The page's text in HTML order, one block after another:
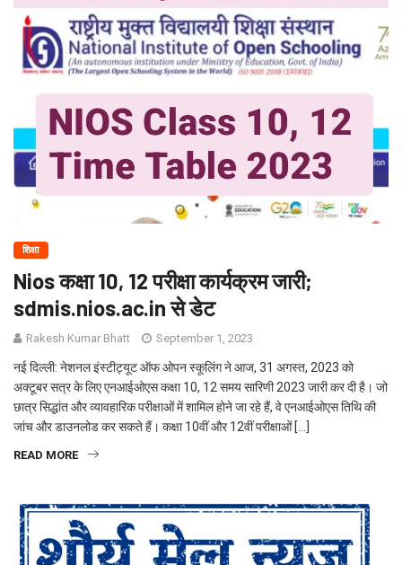
शिक्षा
Nios कक्षा 10, 12 परीक्षा कार्यक्रम जारी;
sdmis.nios.ac.in से डेट
Rakesh Kumar Bhatt September 1, 2023
नई दिल्ली: नेशनल इंस्टीट्यूट ऑफ ओपन स्कूलिंग ने आज, 31 अगस्त, 2023 को
अक्टूबर सत्र के लिए एनआईओएस कक्षा 10, 12 समय सारिणी 2023 जारी कर दी है। जो
छात्र सिद्धांत और व्यावहारिक परीक्षाओं में शामिल होने जा रहे हैं, वे एनआईओएस तिथि की
जांच और डाउनलोड कर सकते हैं। कक्षा 10वीं और 12वीं परीक्षाओं […]
READ MORE